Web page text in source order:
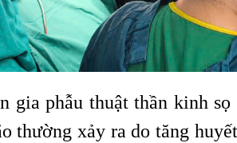
gia phẫu thuật thần kinh
thường xảy ra do tăng